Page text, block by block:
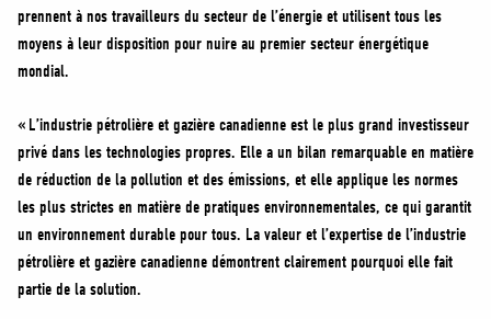
prennent à nos travailleurs du secteur de l’énergie et utilisent tous les
moyens à leur disposition pour nuire au premier secteur énergétique
mondial.
« L’industrie pétrolière et gazière canadienne est le plus grand investisseur
privé dans les technologies propres. Elle a un bilan remarquable en matière
de réduction de la pollution et des émissions, et elle applique les normes
les plus strictes en matière de pratiques environnementales, ce qui garantit
un environnement durable pour tous. La valeur et l’expertise de l’industrie
pétrolière et gazière canadienne démontrent clairement pourquoi elle fait
partie de la solution.